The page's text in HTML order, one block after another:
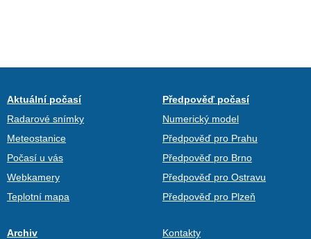
Aktuální počasí
Radarové snímky
Meteostanice
Počasí u vás
Webkamery
Teplotní mapa
Předpověď počasí
Numerický model
Předpověď pro Prahu
Předpověď pro Brno
Předpověď pro Ostravu
Předpověď pro Plzeň
Archiv Kontakty